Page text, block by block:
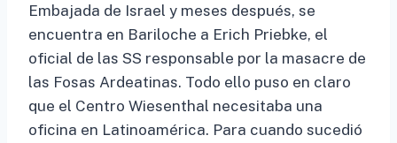
Embajada de Israel y meses después, se
encuentra en Bariloche a Erich Priebke, el
oficial de las SS responsable por la masacre de
las Fosas Ardeatinas. Todo ello puso en claro
que el Centro Wiesenthal necesitaba una
oficina en Latinoamérica. Para cuando sucedió